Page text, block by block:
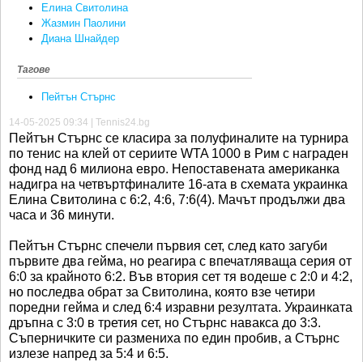
Елина Свитолина
Жазмин Паолини
Диана Шнайдер
Тагове
Пейтън Стърнс
14-05-2025 09:34 | Tennis24.bg
Пейтън Стърнс се класира за полуфиналите на турнира
по тенис на клей от сериите WTA 1000 в Рим с награден
фонд над 6 милиона евро. Непоставената американка
надигра на четвъртфиналите 16-ата в схемата украинка
Елина Свитолина с 6:2, 4:6, 7:6(4). Мачът продължи два
часа и 36 минути.
Пейтън Стърнс спечели първия сет, след като загуби
първите два гейма, но реагира с впечатляваща серия от
6:0 за крайното 6:2. Във втория сет тя водеше с 2:0 и 4:2,
но последва обрат за Свитолина, която взе четири
поредни гейма и след 6:4 изравни резултата. Украинката
дръпна с 3:0 в третия сет, но Стърнс навакса до 3:3.
Съперничките си размениха по един пробив, а Стърнс
излезе напред за 5:4 и 6:5.